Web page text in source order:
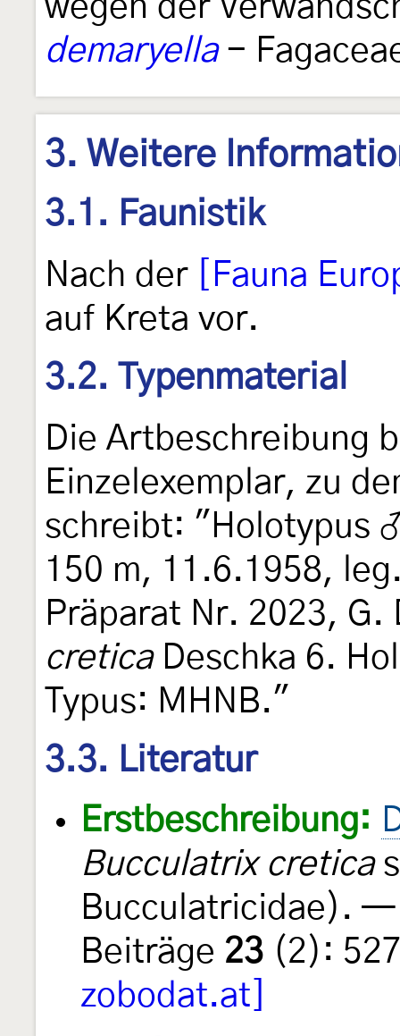
wegen der
demaryella-
3. Weitere
3.1. Faunistik
Nach der
[Fauna
auf Kreta vor.
3.2. Typenmaterial
Die Artbeschreibung
Einzelexemplar, zu
schreibt: "Holotypus
150 m, 11.6.1958,
Präparat Nr. 2023,
creticaDeschka 6.
Typus: MHNB."
3.3. Literatur
Erstbeschreibung:
Bucculatrix cretica
Bucculatricidae).
Beiträge 23 (2):
zobodat.at]